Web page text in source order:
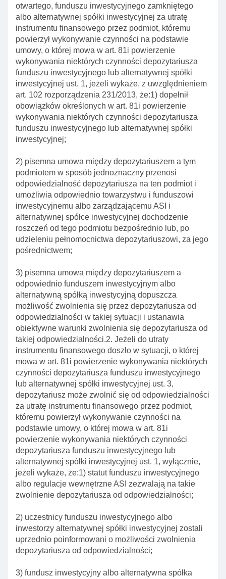
otwartego, funduszu inwestycyjnego zamkniętego
albo alternatywnej spółki inwestycyjnej za utratę
instrumentu finansowego przez podmiot, któremu
powierzył wykonywanie czynności na podstawie
umowy, o której mowa w art. 81i powierzenie
wykonywania niektórych czynności depozytariusza
funduszu inwestycyjnego lub alternatywnej spółki
inwestycyjnej ust. 1, jeżeli wykaże, z uwzględnieniem
art. 102 rozporządzenia 231/2013, że:1) dopełnił
obowiązków określonych w art. 81i powierzenie
wykonywania niektórych czynności depozytariusza
funduszu inwestycyjnego lub alternatywnej spółki
inwestycyjnej;
2) pisemna umowa między depozytariuszem a tym
podmiotem w sposób jednoznaczny przenosi
odpowiedzialność depozytariusza na ten podmiot i
umożliwia odpowiednio towarzystwu i funduszowi
inwestycyjnemu albo zarządzającemu ASI i
alternatywnej spółce inwestycyjnej dochodzenie
roszczeń od tego podmiotu bezpośrednio lub, po
udzieleniu pełnomocnictwa depozytariuszowi, za jego
pośrednictwem;
3) pisemna umowa między depozytariuszem a
odpowiednio funduszem inwestycyjnym albo
alternatywną spółką inwestycyjną dopuszcza
możliwość zwolnienia się przez depozytariusza od
odpowiedzialności w takiej sytuacji i ustanawia
obiektywne warunki zwolnienia się depozytariusza od
takiej odpowiedzialności.2. Jeżeli do utraty
instrumentu finansowego doszło w sytuacji, o której
mowa w art. 81i powierzenie wykonywania niektórych
czynności depozytariusza funduszu inwestycyjnego
lub alternatywnej spółki inwestycyjnej ust. 3,
depozytariusz może zwolnić się od odpowiedzialności
za utratę instrumentu finansowego przez podmiot,
któremu powierzył wykonywanie czynności na
podstawie umowy, o której mowa w art. 81i
powierzenie wykonywania niektórych czynności
depozytariusza funduszu inwestycyjnego lub
alternatywnej spółki inwestycyjnej ust. 1, wyłącznie,
jeżeli wykaże, że:1) statut funduszu inwestycyjnego
albo regulacje wewnętrzne ASI zezwalają na takie
zwolnienie depozytariusza od odpowiedzialności;
2) uczestnicy funduszu inwestycyjnego albo
inwestorzy alternatywnej spółki inwestycyjnej zostali
uprzednio poinformowani o możliwości zwolnienia
depozytariusza od odpowiedzialności;
3) fundusz inwestycyjny albo alternatywna spółka
Art. 70zk. Zawiadomienie o osiągnięciu lub
przekroczeniu przez zarządzany fundusz
określonych progów głosów
Art. 70zl. Zawiadomienie o przejęciu przez fundusz
kontroli nad spółką nienotowaną na rynku
regulowanym
Art. 70zm. Informacje przekazywane przez
zarządzających funduszem przejmującymi kontrolę
nad notowanym emitentem
Art. 70zn. Zapobieganie wyprzedaży aktywów spółki
lub emitenta
Rozdział 1. Depozytariusz funduszu inwestycyjnego
Art. 71. Umowa o wykonywanie funkcji
depozytariusza funduszu inwestycyjnego
Art. 72. Obowiązki depozytariusza funduszu
inwestycyjnego
Art. 72a. Obowiązek wytoczenia powództwa przez
depozytariusza na rzecz uczestników funduszu
Art. 72b. Zapisywanie aktywów funduszu
inwestycyjnego
Art. 73. Członkowie organów depozytariusza I jego
pracownicy
Art. 73a. Obowiązek wskazania członków zarządu
odpowiedzialnych za wykonywanie czynnośCI
depozytariusza
Art. 74. Umowa o wykonywanie funkcji
depozytariusza funduszu inwestycyjnego
Art. 75. Odpowiedzialność depozytariusza
funduszu inwestycyjnego
Art. 76. Wypowiedzenie umowy o wykonywanie
funkcji depozytariusza funduszu inwestycyjnego
Art. 77. Skrócony termin wypowiedzenia umowy o
wykonywanie funkcji depozytariusza funduszu
inwestycyjnego
Art. 78. Obowiązek zmiany depozytariusza
funduszu inwestycyjnego
Art. 79. Zmiana depozytariusza funduszu
inwestycyjnego
Art. 80. Zgoda knf na zmianę depozytariusza
przeciwko depozytariuszowi